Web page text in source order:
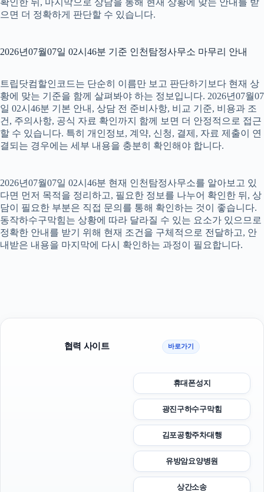
확인한 뒤, 마지막으로 상담을 통해 현재 상황에 맞는 안내를 받
으면 더 정확하게 판단할 수 있습니다.
2026년07월07일 02시46분 기준 인천탐정사무소 마무리 안내
트립닷컴할인코드는 단순히 이름만 보고 판단하기보다 현재 상
황에 맞는 기준을 함께 살펴봐야 하는 정보입니다. 2026년07월07
일 02시46분 기본 안내, 상담 전 준비사항, 비교 기준, 비용과 조
건, 주의사항, 공식 자료 확인까지 함께 보면 더 안정적으로 접근
할 수 있습니다. 특히 개인정보, 계약, 신청, 결제, 자료 제출이 연
결되는 경우에는 세부 내용을 충분히 확인해야 합니다.
2026년07월07일 02시46분 현재 인천탐정사무소를 알아보고 있
다면 먼저 목적을 정리하고, 필요한 정보를 나누어 확인한 뒤, 상
담이 필요한 부분은 직접 문의를 통해 확인하는 것이 좋습니다.
동작하수구막힘는 상황에 따라 달라질 수 있는 요소가 있으므로
정확한 안내를 받기 위해 현재 조건을 구체적으로 전달하고, 안
내받은 내용을 마지막에 다시 확인하는 과정이 필요합니다.
협력 사이트 바로가기
휴대폰성지
광진구하수구막힘
김포공항주차대행
유방암요양병원
상간소송